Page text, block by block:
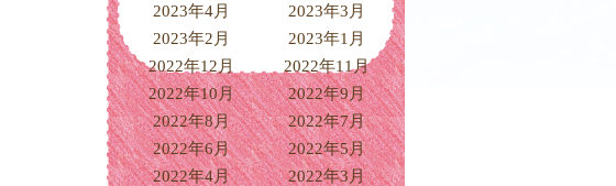
2023年4月
2023年3月
2023年2月
2023年1月
2022年12月
2022年11月
2022年10月
2022年9月
2022年8月
2022年7月
2022年6月
2022年5月
2022年4月
2022年3月